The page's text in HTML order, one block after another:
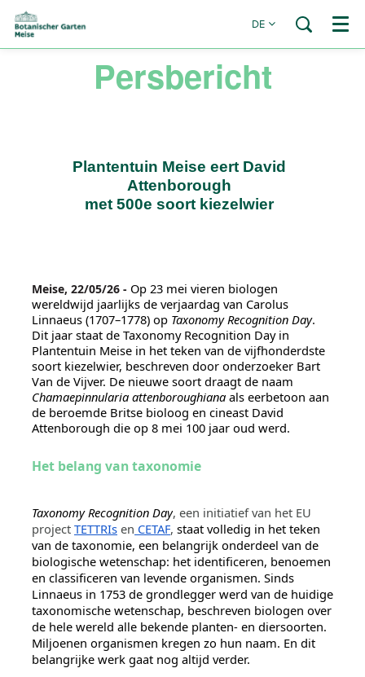
DE Menü
Persbericht
Plantentuin Meise eert David
Attenborough
met 500e soort kiezelwier
Meise, 22/05/26 - Op 23 mei vieren biologen
wereldwijd jaarlijks de verjaardag van Carolus
Linnaeus (1707–1778) op Taxonomy Recognition Day.
Dit jaar staat de Taxonomy Recognition Day in
Plantentuin Meise in het teken van de vijfhonderdste
soort kiezelwier, beschreven door onderzoeker Bart
Van de Vijver. De nieuwe soort draagt de naam
Chamaepinnularia attenboroughiana als eerbetoon aan
de beroemde Britse bioloog en cineast David
Attenborough die op 8 mei 100 jaar oud werd.
Het belang van taxonomie
Taxonomy Recognition Day, een initiatief van het EU
project TETTRIs en CETAF, staat volledig in het teken
van de taxonomie, een belangrijk onderdeel van de
biologische wetenschap: het identificeren, benoemen
en classificeren van levende organismen. Sinds
Linnaeus in 1753 de grondlegger werd van de huidige
taxonomische wetenschap, beschreven biologen over
de hele wereld alle bekende planten- en diersoorten.
Miljoenen organismen kregen zo hun naam. En dit
belangrijke werk gaat nog altijd verder.